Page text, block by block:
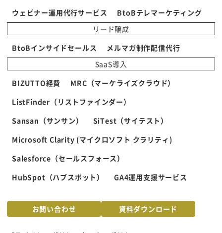
お問い合わせ 資料ダウンロード
ウェビナー運用代行サービス
BtoBテレマーケティング
リード醸成
BtoBインサイドセールス
メルマガ制作配信代行
SaaS導入
BIZUTTO経費
MRC（マーケライズクラウド）
ListFinder（リストファインダー）
Sansan（サンサン）
SiTest（サイテスト）
Microsoft Clarity (マイクロソフト クラリティ)
Salesforce（セールスフォース）
HubSpot（ハブスポット）
GA4運用支援サービス